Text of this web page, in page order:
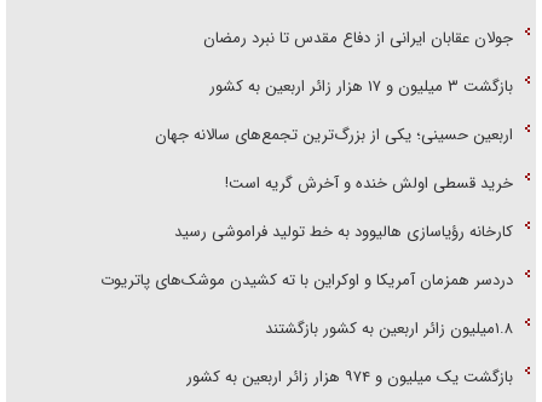
جولان عقابان ایرانی از دفاع مقدس تا نبرد رمضان
بازگشت ۳ میلیون و ۱۷ هزار زائر اربعین به کشور
اربعین حسینی؛ یکی از بزرگ‌ترین تجمع‌های سالانه جهان
خرید قسطی اولش خنده و آخرش گریه است!
کارخانه رؤیاسازی هالیوود به خط تولید فراموشی رسید
دردسر همزمان آمریکا و اوکراین با ته کشیدن موشک‌های پاتریوت
۱.۸میلیون زائر اربعین به کشور بازگشتند
بازگشت یک میلیون و ۹۷۴ هزار زائر اربعین به کشور